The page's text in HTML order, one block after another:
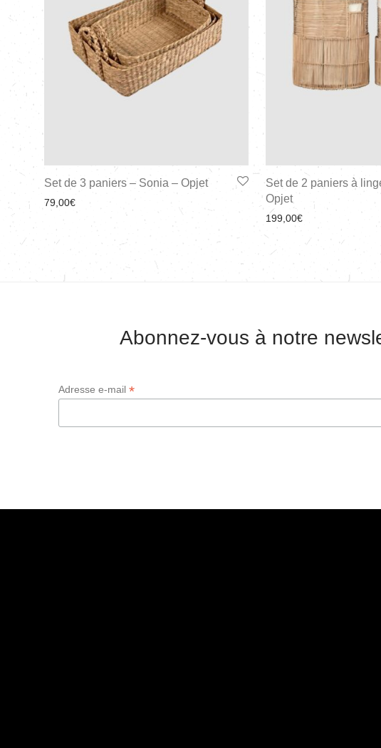
Set de 3 paniers – Sonia – Opjet
79,00€
Set de 2 paniers à
Opjet
199,00€
Abonnez-vous à notre
Adresse e-mail *